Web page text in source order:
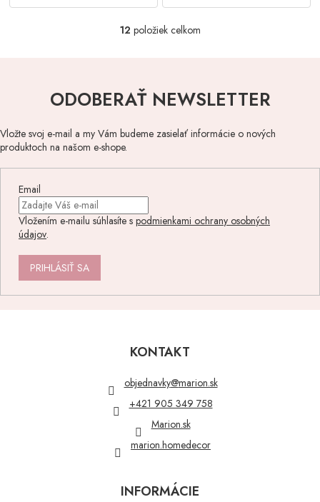
O
d
a
i
r
v
u
12 položiek celkom
ODOBERAŤ NEWSLETTER
Vložte svoj e-mail a my Vám budeme zasielať informácie o nových
produktoch na našom e-shope.
Email
Vložením e-mailu súhlasíte s podmienkami ochrany osobných
údajov.
PRIHLÁSIŤ SA
KONTAKT
objednavky@marion.sk
+421 905 349 758
Marion.sk
marion.homedecor
INFORMÁCIE